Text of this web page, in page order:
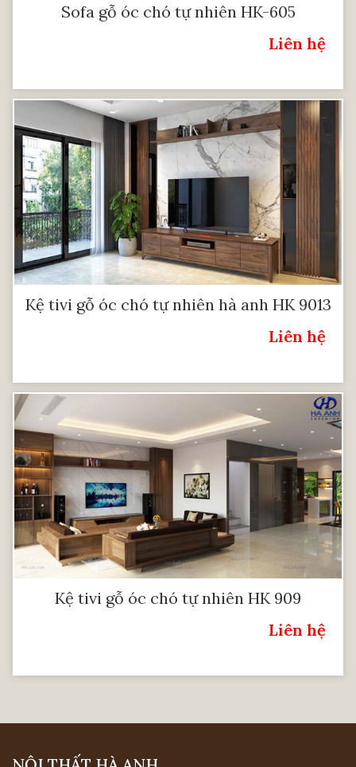
Sofa gỗ óc chó tự nhiên HK-605
Liên hệ
Kệ tivi gỗ óc chó tự nhiên hà anh HK 9013
Liên hệ
Kệ tivi gỗ óc chó tự nhiên HK 909
Liên hệ